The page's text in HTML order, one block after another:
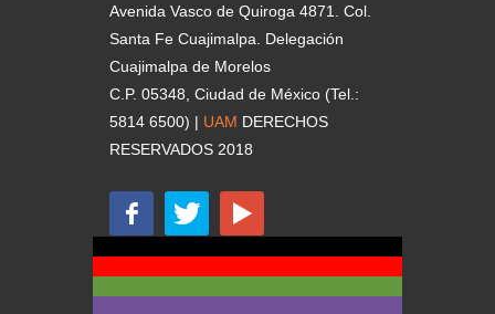
Avenida Vasco de Quiroga 4871. Col.
Santa Fe Cuajimalpa. Delegación
Cuajimalpa de Morelos
C.P. 05348, Ciudad de México (Tel.:
5814 6500) | UAM DERECHOS
RESERVADOS 2018